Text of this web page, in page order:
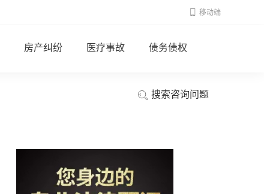
移动端
房产纠纷 医疗事故 债务债权
搜索咨询问题